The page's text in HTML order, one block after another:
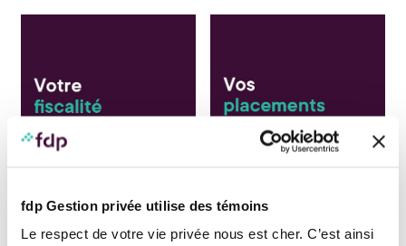
fdp Gestion privée utilise des témoins
Le respect de votre vie privée nous est cher. C’est ainsi